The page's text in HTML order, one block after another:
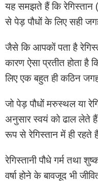
यह समझते हैं कि रेगिस्तान
से पेड़ पौधों के लिए सही
जैसे कि आपकों पता है
कारण ऐसा प्रतीत होता है
लिए एक बहुत ही कठिन
जो पेड़ पौधों मरुस्थल या
अनुसार स्वयं को ढाल लेते
रूप से रेगिस्तान में ही रहते
रेगिस्तानी पौधे गर्म तथा
वर्षा होने के बावजूद भी